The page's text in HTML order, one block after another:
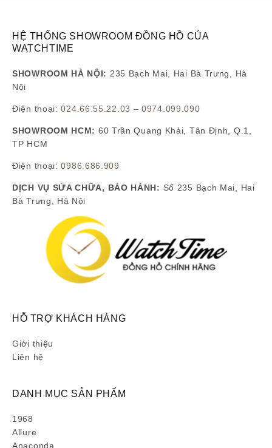
HỆ THỐNG SHOWROOM ĐỒNG HỒ CỦA
WATCHTIME
SHOWROOM HÀ NỘI: 235 Bạch Mai, Hai Bà Trưng, Hà
Nội
Điện thoại:024.66.55.22.03 –0974.099.090
SHOWROOM HCM: 60 Trần Quang Khải, Tân Định, Q.1,
TP HCM
Điện thoại:0986.686.909
DỊCH VỤ SỬA CHỮA, BẢO HÀNH: Số 235 Bạch Mai, Hai
Bà Trưng, Hà Nội
HỖ TRỢ KHÁCH HÀNG
Giới thiệu
Liên hệ
DANH MỤC SẢN PHẨM
1968
Allure
Anaconda